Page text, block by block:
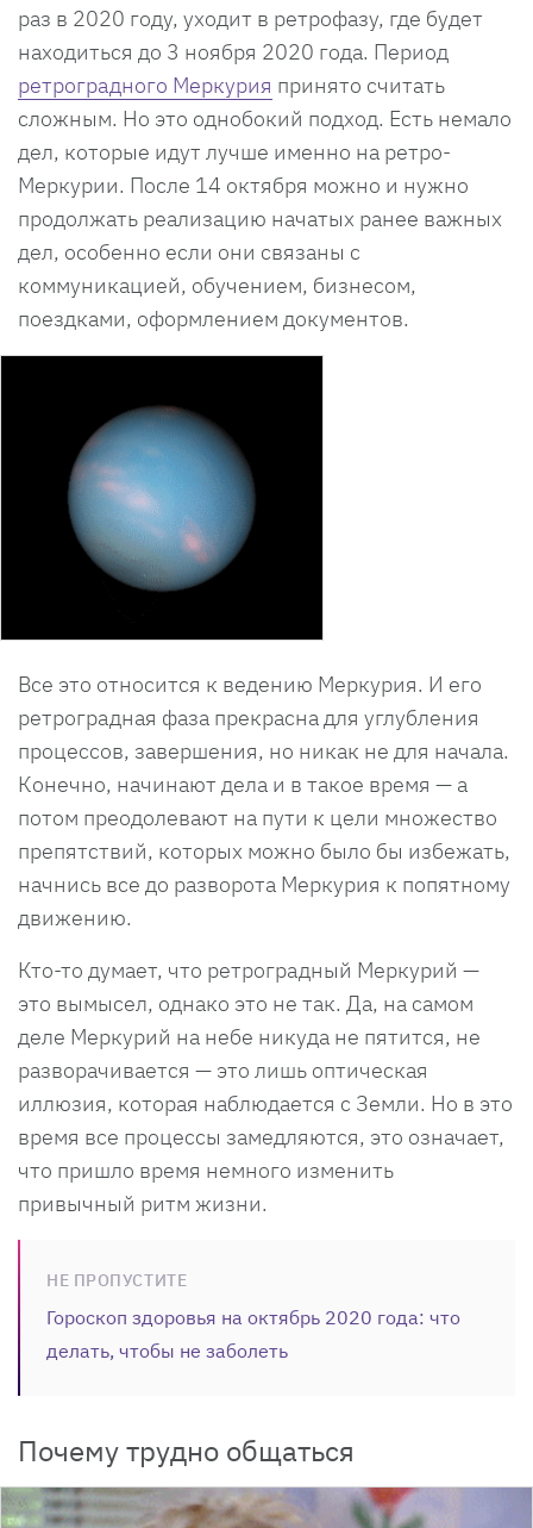
раз в 2020 году, уходит в ретрофазу, где будет
находиться до 3 ноября 2020 года. Период
ретроградного Меркурия принято считать
сложным. Но это однобокий подход. Есть немало
дел, которые идут лучше именно на ретро-
Меркурии. После 14 октября можно и нужно
продолжать реализацию начатых ранее важных
дел, особенно если они связаны с
коммуникацией, обучением, бизнесом,
поездками, оформлением документов.
Все это относится к ведению Меркурия. И его
ретроградная фаза прекрасна для углубления
процессов, завершения, но никак не для начала.
Конечно, начинают дела и в такое время — а
потом преодолевают на пути к цели множество
препятствий, которых можно было бы избежать,
начнись все до разворота Меркурия к попятному
движению.
Кто-то думает, что ретроградный Меркурий —
это вымысел, однако это не так. Да, на самом
деле Меркурий на небе никуда не пятится, не
разворачивается — это лишь оптическая
иллюзия, которая наблюдается с Земли. Но в это
время все процессы замедляются, это означает,
что пришло время немного изменить
привычный ритм жизни.
НЕ ПРОПУСТИТЕ
Гороскоп здоровья на октябрь 2020 года: что
делать, чтобы не заболеть
Почему трудно общаться